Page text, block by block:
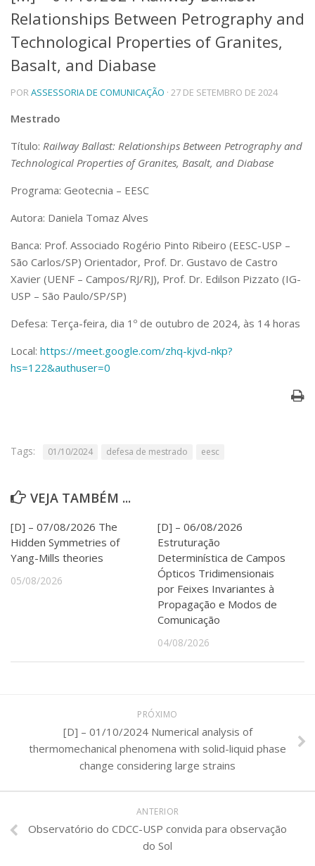
Telefones e Mapas
Pessoas
Ensino
Graduação
Educação a distância
Cursos de Extensão
Linhas de Pesquisa
Centros, Núcleos e Projetos em Rede
Pós-doutorado
Transferência de Tecnologia
Extensão à Comunidade
Projetos, Programas e Cursos
Artes, Cultura e Esportes
Museus e Espaços Interativos
Serviços
Apoio ao Estudante
Segurança, Trânsito e Prevenção
Aplicativos e Sites
Agenda de Eventos
Defesa de Teses
Relationships Between Petrography and
Technological Properties of Granites,
Basalt, and Diabase
PORASSESSORIA DE COMUNICAÇÃO · 27 DE SETEMBRO DE 2024
Mestrado
Título: Railway Ballast: Relationships Between Petrography and
Technological Properties of Granites, Basalt, and Diabase
Programa: Geotecnia – EESC
Autora: Daniela Tomaz Alves
Banca: Prof. Associado Rogério Pinto Ribeiro (EESC-USP –
São Carlos/SP) Orientador, Prof. Dr. Gustavo de Castro
Xavier (UENF – Campos/RJ/RJ), Prof. Dr. Edilson Pizzato (IG-
USP – São Paulo/SP/SP)
Defesa: Terça-feira, dia 1º de outubro de 2024, às 14 horas
Local: https://meet.google.com/zhq-kjvd-nkp?
hs=122&authuser=0
Tags: 01/10/2024 defesa de mestrado eesc
VEJA TAMBÉM ...
[D] – 07/08/2026 The
Hidden Symmetries of
Yang-Mills theories
05/08/2026
[D] – 06/08/2026
Estruturação
Determinística de Campos
Ópticos Tridimensionais
por Feixes Invariantes à
Propagação e Modos de
Comunicação
04/08/2026
PRÓXIMO
[D] – 01/10/2024 Numerical analysis of
thermomechanical phenomena with solid-liquid phase
change considering large strains
ANTERIOR
Observatório do CDCC-USP convida para observação
do Sol